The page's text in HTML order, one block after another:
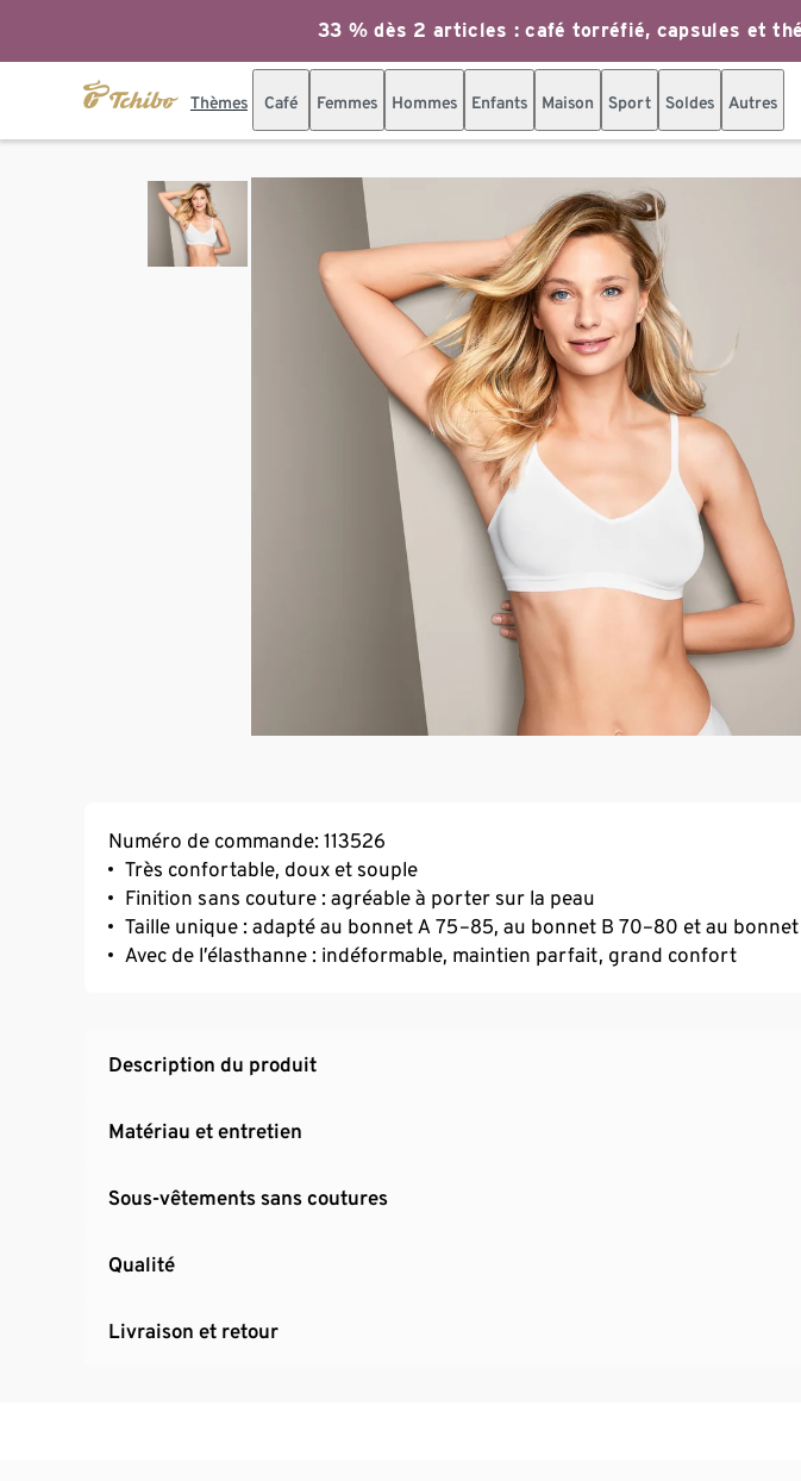
33 % dès 2 articles : café torréfié, capsules et
Thèmes Café Femmes Hommes Enfants Maison Sport Soldes Autres
Numéro de commande: 113526
Très confortable, doux et souple
Finition sans couture : agréable à porter sur la peau
Taille unique : adapté au bonnet A 75–85, au bonnet B 70–80 et au
Avec de l’élasthanne : indéformable, maintien parfait, grand confort
Description du produit
Matériau et entretien
Sous-vêtements sans coutures
Qualité
Livraison et retour